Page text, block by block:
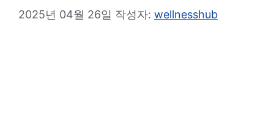
2025년 04월 26일 작성자: wellnesshub